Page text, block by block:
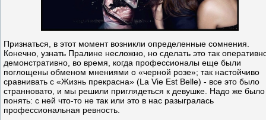
Признаться, в этот момент возникли определенные сомнения.
Конечно, узнать Пралине несложно, но сделать это так
демонстративно, во время, когда профессионалы еще были
поглощены обменом мнениями о «черной розе»; так настойчиво
сравнивать с «Жизнь прекрасна» (La Vie Est Belle) - все это было
странновато, и мы решили приглядеться к девушке. Надо же было
понять: с ней что-то не так или это в нас разыгралась
профессиональная ревность.